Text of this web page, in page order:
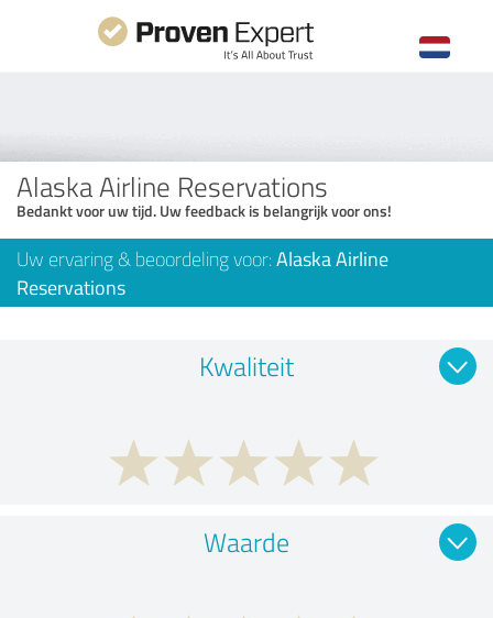
Alaska Airline Reservations
Bedankt voor uw tijd. Uw feedback is belangrijk voor ons!
Uw ervaring & beoordeling voor: Alaska Airline
Reservations
Kwaliteit
Waarde